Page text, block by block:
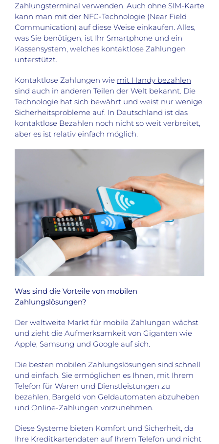
Zahlungsterminal verwenden. Auch ohne SIM-Karte
kann man mit der NFC-Technologie (Near Field
Communication) auf diese Weise einkaufen. Alles,
was Sie benötigen, ist Ihr Smartphone und ein
Kassensystem, welches kontaktlose Zahlungen
unterstützt.
Kontaktlose Zahlungen wie mit Handy bezahlen
sind auch in anderen Teilen der Welt bekannt. Die
Technologie hat sich bewährt und weist nur wenige
Sicherheitsprobleme auf. In Deutschland ist das
kontaktlose Bezahlen noch nicht so weit verbreitet,
aber es ist relativ einfach möglich.
Was sind die Vorteile von mobilen
Zahlungslösungen?
Der weltweite Markt für mobile Zahlungen wächst
und zieht die Aufmerksamkeit von Giganten wie
Apple, Samsung und Google auf sich.
Die besten mobilen Zahlungslösungen sind schnell
und einfach. Sie ermöglichen es Ihnen, mit Ihrem
Telefon für Waren und Dienstleistungen zu
bezahlen, Bargeld von Geldautomaten abzuheben
und Online-Zahlungen vorzunehmen.
Diese Systeme bieten Komfort und Sicherheit, da
Ihre Kreditkartendaten auf Ihrem Telefon und nicht